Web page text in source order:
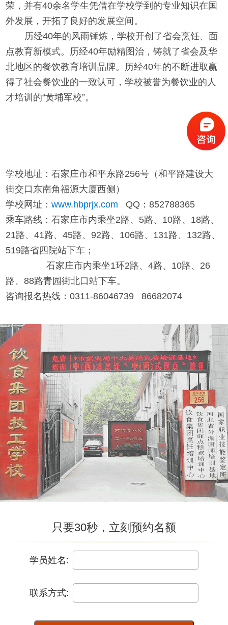
荣，并有40余名学生凭借在学校学到的专业知识在国
外发展，开拓了良好的发展空间。
历经40年的风雨锤炼，学校开创了省会烹饪、面
点教育新模式。历经40年励精图治，铸就了省会及华
北地区的餐饮教育培训品牌。历经40年的不断进取赢
得了社会餐饮业的一致认可，学校被誉为餐饮业的人
才培训的“黄埔军校”。
学校地址：石家庄市和平东路256号（和平路建设大
街交口东南角福源大厦西侧）
学校网址：www.hbprjx.com QQ：852788365
乘车路线：石家庄市内乘坐2路、5路、10路、18路、
21路、41路、45路、92路、106路、131路、132路、
519路省四院站下车；
石家庄市内乘坐1环2路、4路、10路、26
路、88路青园街北口站下车。
咨询报名热线：0311-86046739 86682074
只要30秒，立刻预约名额
学员姓名:
联系方式: